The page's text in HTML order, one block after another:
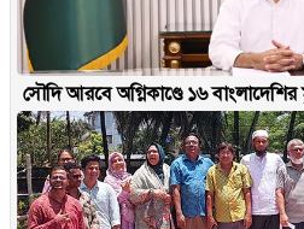
সৌদি আরবে অগ্নিকাণ্ডে ১৬ বাংলাদেশির